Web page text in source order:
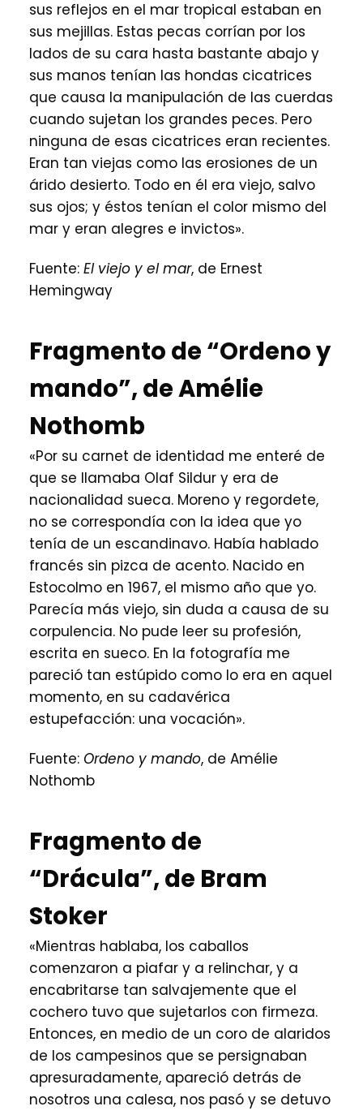
sus reflejos en el mar tropical estaban en
sus mejillas. Estas pecas corrían por los
lados de su cara hasta bastante abajo y
sus manos tenían las hondas cicatrices
que causa la manipulación de las cuerdas
cuando sujetan los grandes peces. Pero
ninguna de esas cicatrices eran recientes.
Eran tan viejas como las erosiones de un
árido desierto. Todo en él era viejo, salvo
sus ojos; y éstos tenían el color mismo del
mar y eran alegres e invictos».
Fuente: El viejo y el mar, de Ernest
Hemingway
Fragmento de “Ordeno y
mando”, de Amélie
Nothomb
«Por su carnet de identidad me enteré de
que se llamaba Olaf Sildur y era de
nacionalidad sueca. Moreno y regordete,
no se correspondía con la idea que yo
tenía de un escandinavo. Había hablado
francés sin pizca de acento. Nacido en
Estocolmo en 1967, el mismo año que yo.
Parecía más viejo, sin duda a causa de su
corpulencia. No pude leer su profesión,
escrita en sueco. En la fotografía me
pareció tan estúpido como lo era en aquel
momento, en su cadavérica
estupefacción: una vocación».
Fuente: Ordeno y mando, de Amélie
Nothomb
Fragmento de
“Drácula”, de Bram
Stoker
«Mientras hablaba, los caballos
comenzaron a piafar y a relinchar, y a
encabritarse tan salvajemente que el
cochero tuvo que sujetarlos con firmeza.
Entonces, en medio de un coro de alaridos
de los campesinos que se persignaban
apresuradamente, apareció detrás de
nosotros una calesa, nos pasó y se detuvo